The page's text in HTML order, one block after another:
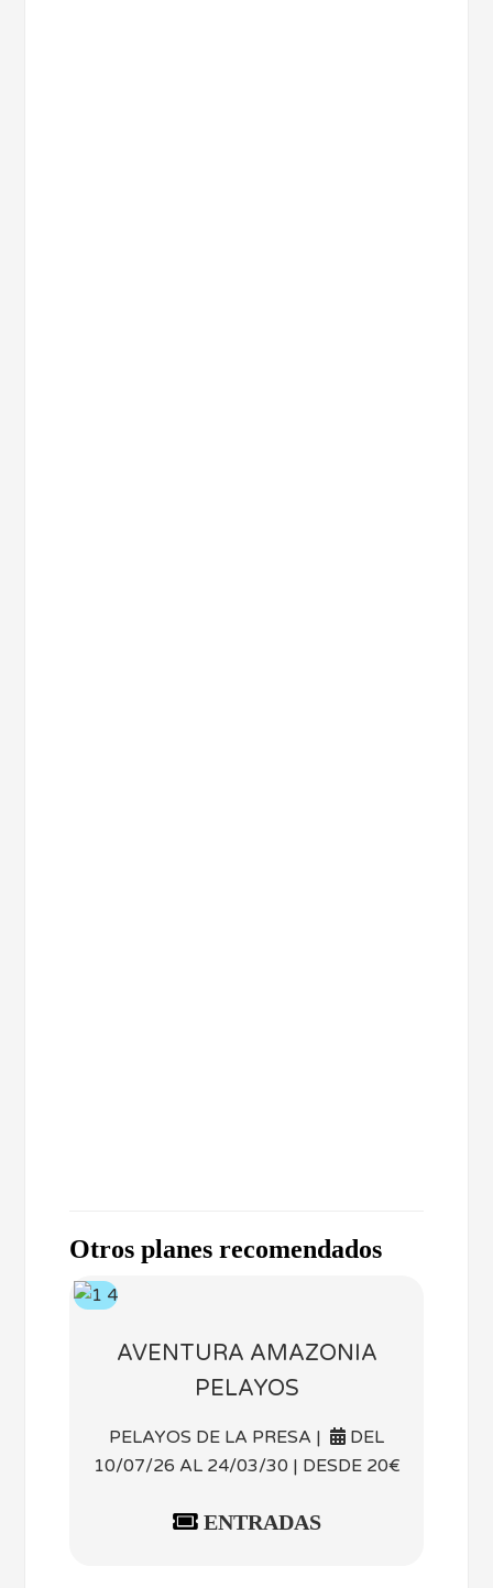
Otros planes recomendados
AVENTURA AMAZONIA
PELAYOS
PELAYOS DE LA PRESA |
DEL
10/07/26 AL 24/03/30 | DESDE 20€
ENTRADAS